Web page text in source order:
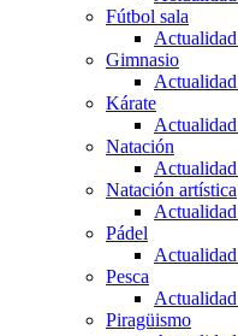
Fútbol sala
Gimnasio
Kárate
Natación
Natación artística
Pádel
Pesca
Piragüismo